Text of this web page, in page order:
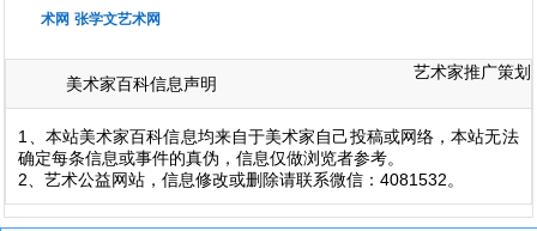
术网 张学文艺术网
美术家百科信息声明
艺术家推广策划
1、本站美术家百科信息均来自于美术家自己投稿或网络，本站无法
确定每条信息或事件的真伪，信息仅做浏览者参考。
2、艺术公益网站，信息修改或删除请联系微信：4081532。